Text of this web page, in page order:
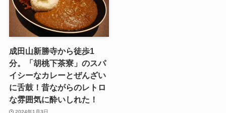
成田山新勝寺から徒歩1
分。「胡桃下茶寮」のスパ
イシーなカレーとぜんざい
に舌鼓！昔ながらのレトロ
な雰囲気に酔いしれた！
2024年1月3日